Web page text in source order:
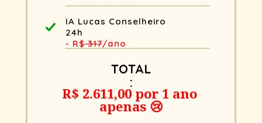
IA Lucas Conselheiro
24h
- R$ 317/ano
TOTAL
:
R$ 2.611,00 por 1 ano
apenas 😢